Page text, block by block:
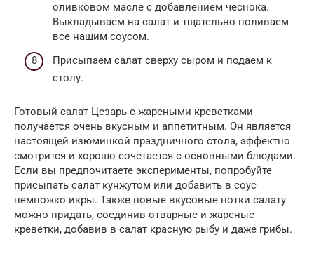
оливковом масле с добавлением чеснока.
Выкладываем на салат и тщательно поливаем
все нашим соусом.
Присыпаем салат сверху сыром и подаем к
столу.
Готовый салат Цезарь с жареными креветками
получается очень вкусным и аппетитным. Он является
настоящей изюминкой праздничного стола, эффектно
смотрится и хорошо сочетается с основными блюдами.
Если вы предпочитаете эксперименты, попробуйте
присыпать салат кунжутом или добавить в соус
немножко икры. Также новые вкусовые нотки салату
можно придать, соединив отварные и жареные
креветки, добавив в салат красную рыбу и даже грибы.